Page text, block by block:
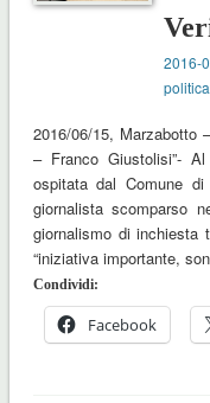
2016-
politica
2016/06/15, Marzabotto
– Franco Giustolisi”-
ospitata dal Comune
giornalista scomparso
giornalismo di inchiesta
“iniziativa importante,
Condividi:
Facebook